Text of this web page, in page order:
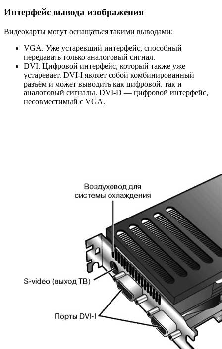
Интерфейс вывода изображения
Видеокарты могут оснащаться такими выводами:
VGA. Уже устаревший интерфейс, способный
передавать только аналоговый сигнал.
DVI. Цифровой интерфейс, который также уже
устаревает. DVI-I являет собой комбинированный
разъём и может выводить как цифровой, так и
аналоговый сигналы. DVI-D — цифровой интерфейс,
несовместимый с VGA.